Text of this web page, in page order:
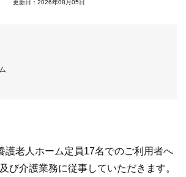
更新日：2026年08月05日
護老人ホーム定員17名でのご利用者へ
び介護業務に従事していただきます。